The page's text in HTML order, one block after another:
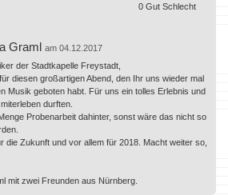
Graml am 04.12.2017
der Stadtkapelle Freystadt,
diesen großartigen Abend, den Ihr uns wieder mal
Musik geboten habt. Für uns ein tolles Erlebnis und
durften.
Probenarbeit dahinter, sonst wäre das nicht so
die Zukunft und vor allem für 2018. Macht weiter so,
mit zwei Freunden aus Nürnberg.
0 Gut Schlecht